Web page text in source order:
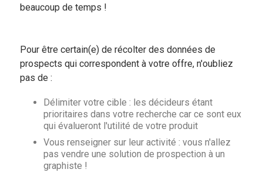
beaucoup de temps !
Pour être certain(e) de récolter des données de
prospects qui correspondent à votre offre, n'oubliez
pas de :
Délimiter votre cible : les décideurs étant
prioritaires dans votre recherche car ce sont eux
qui évalueront l'utilité de votre produit
Vous renseigner sur leur activité : vous n'allez
pas vendre une solution de prospection à un
graphiste !